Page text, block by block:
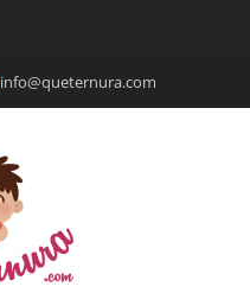
info@queternura.com